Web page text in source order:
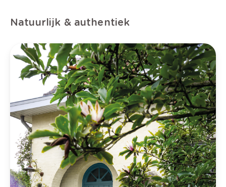
Natuurlijk & authentiek